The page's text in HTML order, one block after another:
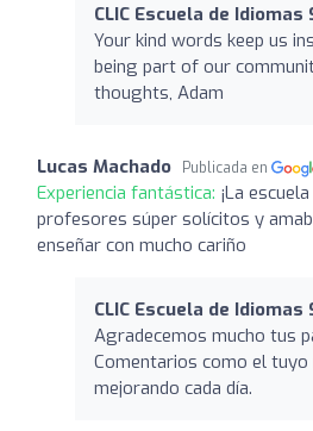
CLIC Escuela de Idiomas
Your kind words keep us
being part of our
thoughts, Adam
Lucas Machado Publicada en
Experiencia fantástica: ¡La
profesores súper solícitos y
enseñar con mucho cariño
CLIC Escuela de Idiomas
Agradecemos mucho tus
Comentarios como el
mejorando cada día.